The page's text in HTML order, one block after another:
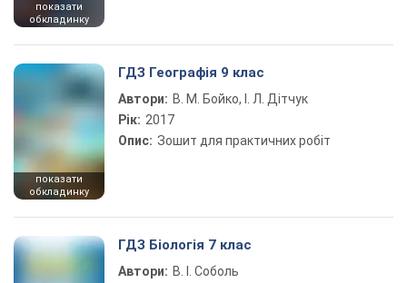
показати
обкладинку
показати
обкладинку
ГДЗ Географія 9 клас
Автори: В. М. Бойко, І. Л. Дітчук
Рік: 2017
Опис: Зошит для практичних робіт
ГДЗ Біологія 7 клас
Автори: В. І. Соболь